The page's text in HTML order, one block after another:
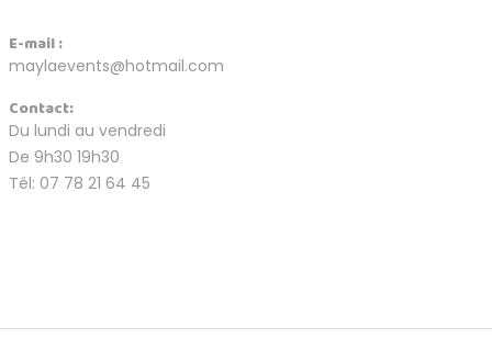
E-mail :
maylaevents@hotmail.com
Contact:
Du lundi au vendredi
De 9h30 19h30
Tél: 07 78 21 64 45